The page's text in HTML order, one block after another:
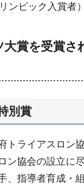
ンピック入賞
大賞を受賞さ
別賞
ライアスロン協
ン協会の設立に
、指導者育成・